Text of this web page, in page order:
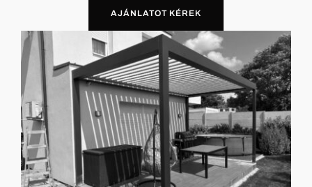
AJÁNLATOT KÉREK